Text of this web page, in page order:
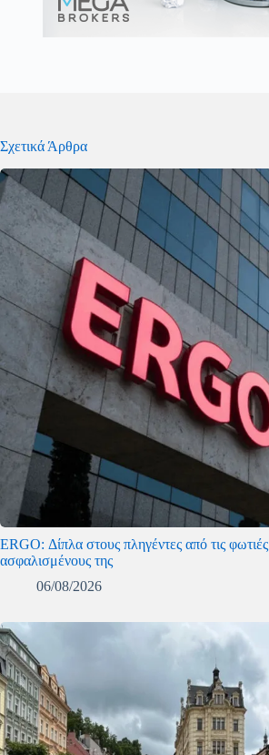
Σχετικά Άρθρα
ERGO: Δίπλα στους πληγέντες από τις φωτιές
ασφαλισμένους της
06/08/2026